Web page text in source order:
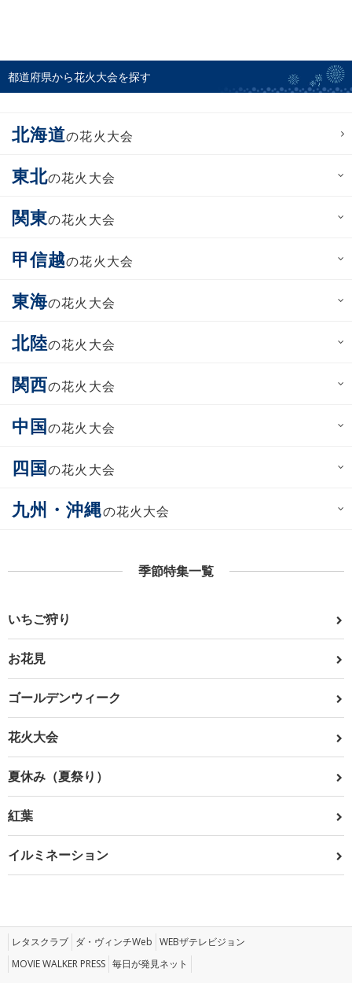
都道府県から花火大会を探す
北海道の花火大会
東北の花火大会
関東の花火大会
甲信越の花火大会
東海の花火大会
北陸の花火大会
関西の花火大会
中国の花火大会
四国の花火大会
九州・沖縄の花火大会
季節特集一覧
いちご狩り
お花見
ゴールデンウィーク
花火大会
夏休み（夏祭り）
紅葉
イルミネーション
レタスクラブ ダ・ヴィンチWeb WEBザテレビジョン
MOVIE WALKER PRESS 毎日が発見ネット